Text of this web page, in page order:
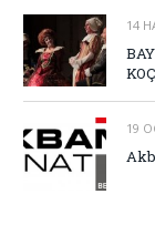
14
19